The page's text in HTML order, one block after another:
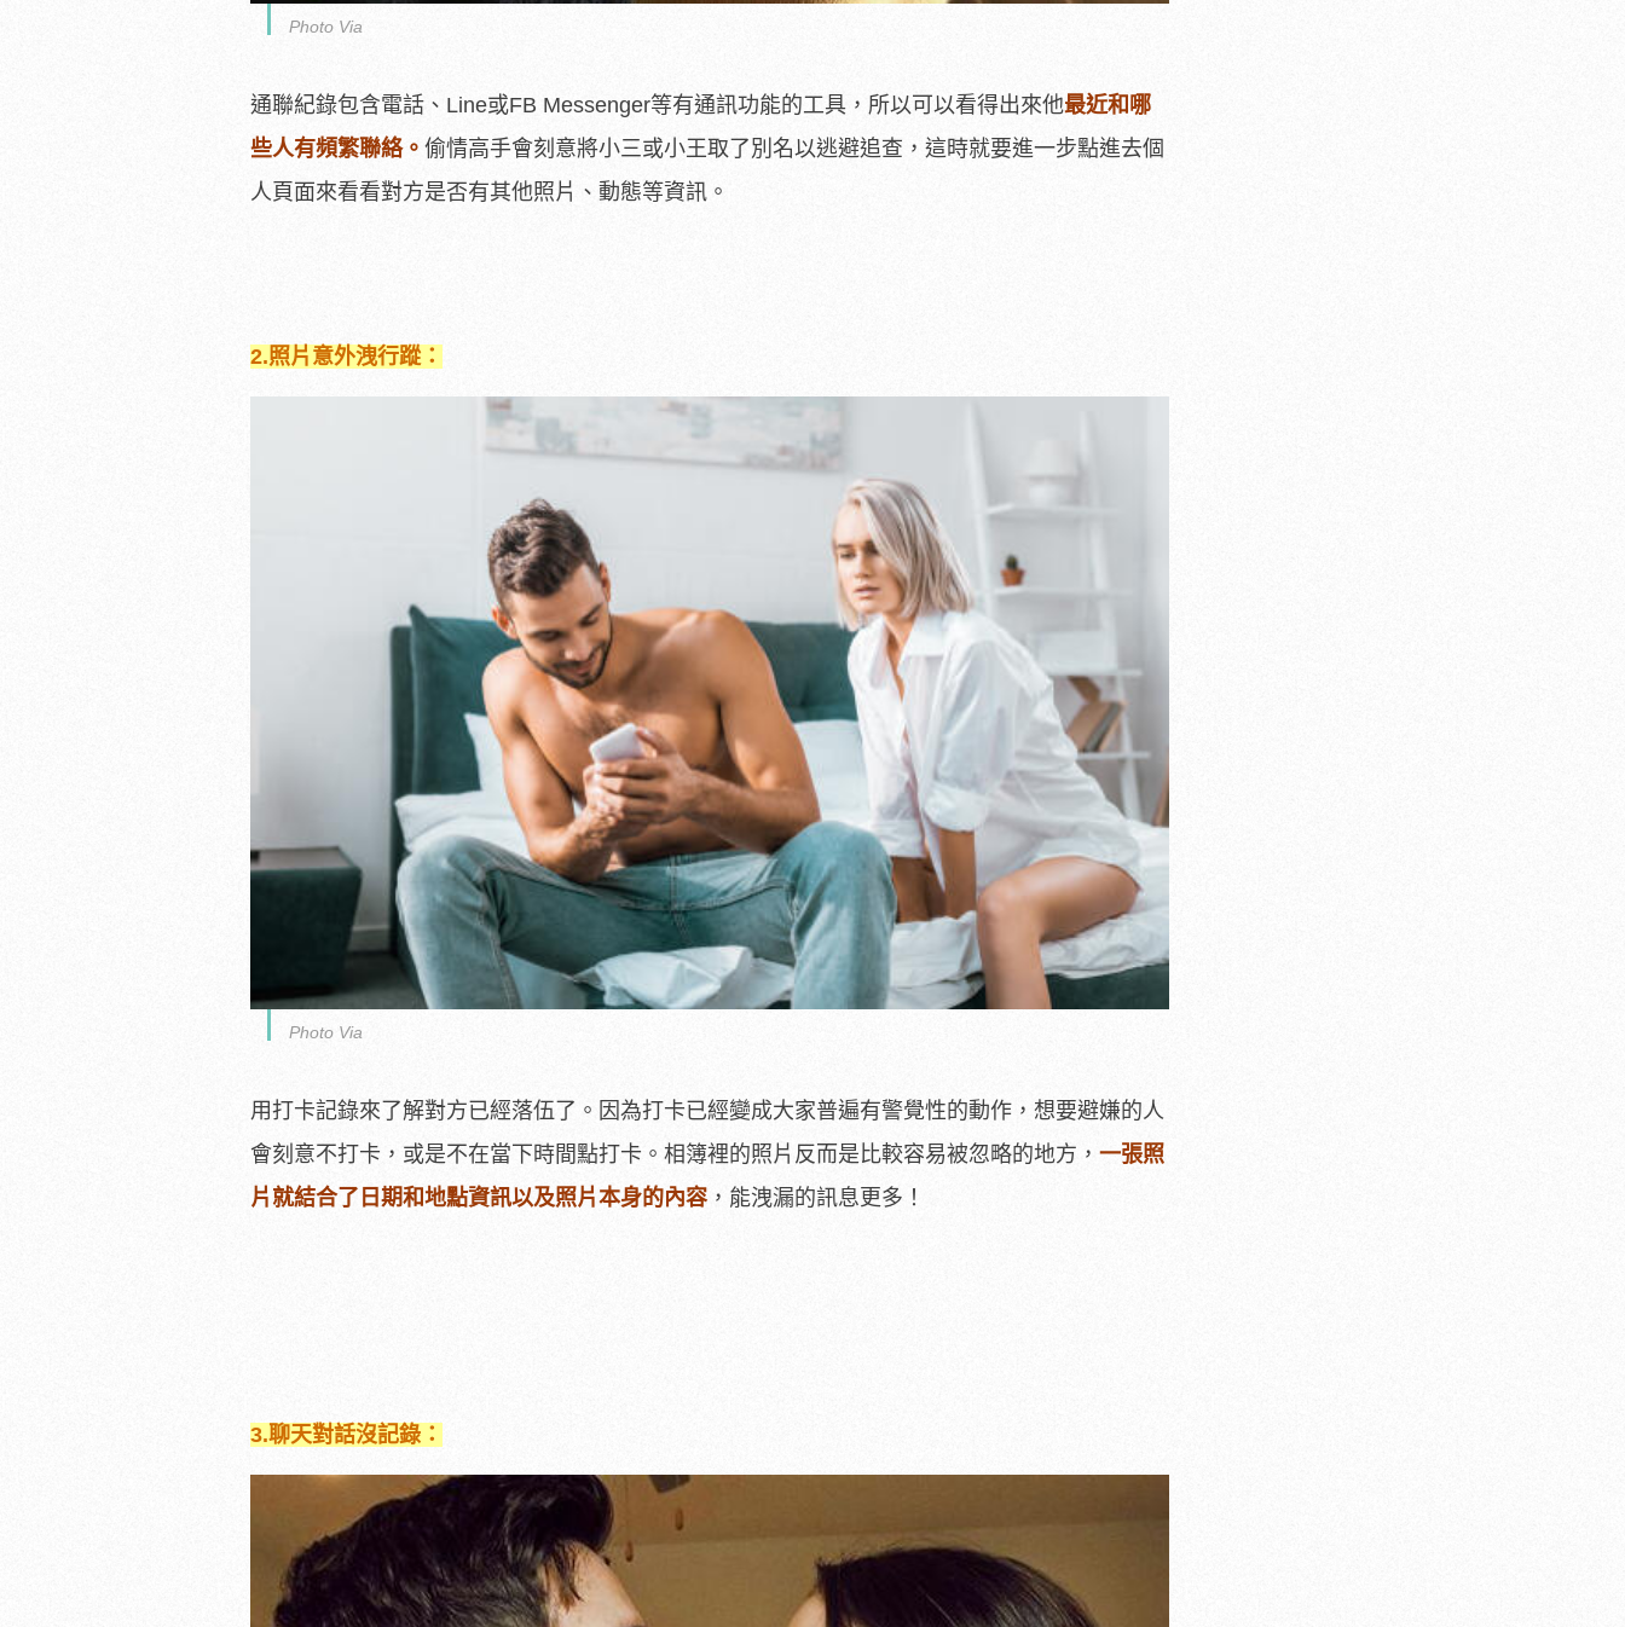
Photo Via
通聯紀錄包含電話、Line或FB Messenger等有通訊功能的工具，所以可以看得出來他最近和哪
些人有頻繁聯絡。 偷情高手會刻意將小三或小王取了別名以逃避追查，這時就要進一步點進去個
人頁面來看看對方是否有其他照片、動態等資訊。
2.照片意外洩行蹤：
Photo Via
用打卡記錄來了解對方已經落伍了。因為打卡已經變成大家普遍有警覺性的動作，想要避嫌的人
會刻意不打卡，或是不在當下時間點打卡。相簿裡的照片反而是比較容易被忽略的地方， 一張照
片就結合了日期和地點資訊以及照片本身的內容 ，能洩漏的訊息更多！
3.聊天對話沒記錄：